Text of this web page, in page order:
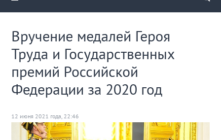
Вручение медалей Героя
Труда и Государственных
премий Российской
Федерации за 2020 год
12 июня 2021 года, 22:46